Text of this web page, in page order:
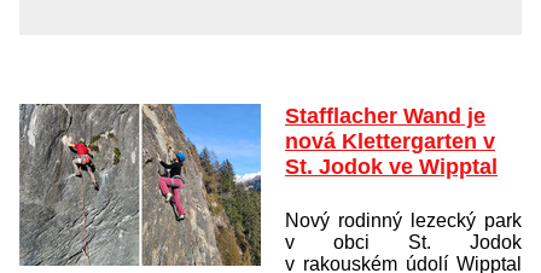
Stafflacher Wand je
nová Klettergarten v
St. Jodok ve Wipptal
Nový rodinný lezecký park
v obci St. Jodok
v rakouském údolí Wipptal